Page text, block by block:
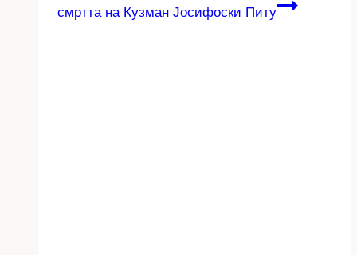
смртта на Кузман Јосифоски Питу